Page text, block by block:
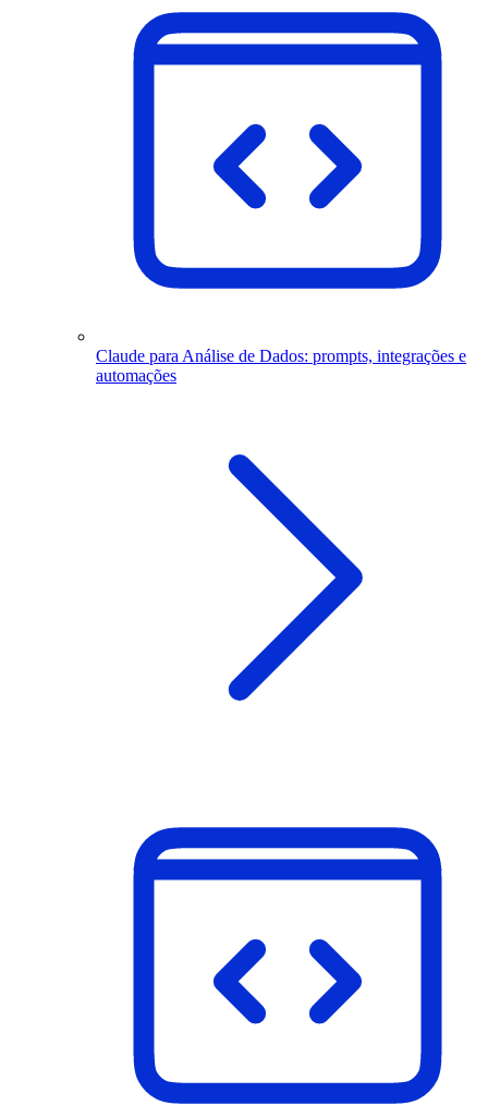
Claude para Análise de Dados: prompts, integrações e
automações